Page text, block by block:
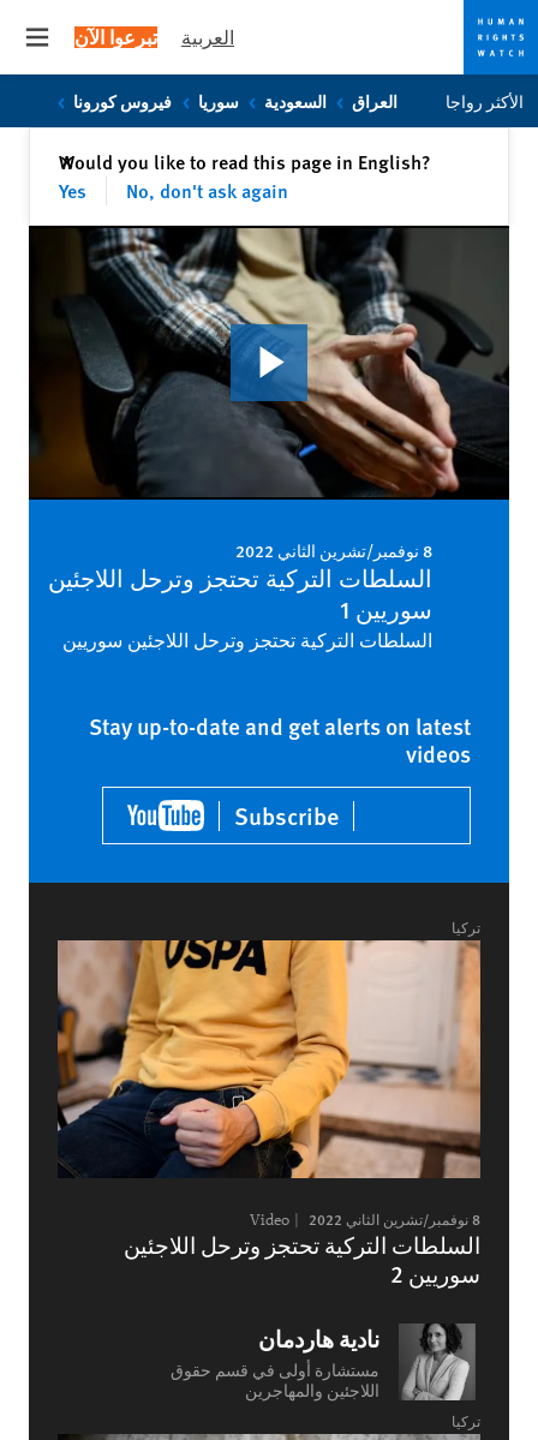
Skip
to
Skip
to
العربية تبرعوا الآن
الأكثر رواجا العراق السعودية سوريا فيروس كورونا
Would you like to read this page in English?
Yes
No, don't ask again
✕إغلاق
8 نوفمبر/تشرين الثاني 2022
السلطات التركية تحتجز وترحل اللاجئين
سوريين 1
السلطات التركية تحتجز وترحل اللاجئين سوريين
Stay up-to-date and get alerts on latest
videos
Subscribe
تركيا
8 نوفمبر/تشرين الثاني 2022 Video
السلطات التركية تحتجز وترحل اللاجئين
سوريين 2
نادية هاردمان
مستشارة أولى في قسم حقوق
اللاجئين والمهاجرين
تركيا